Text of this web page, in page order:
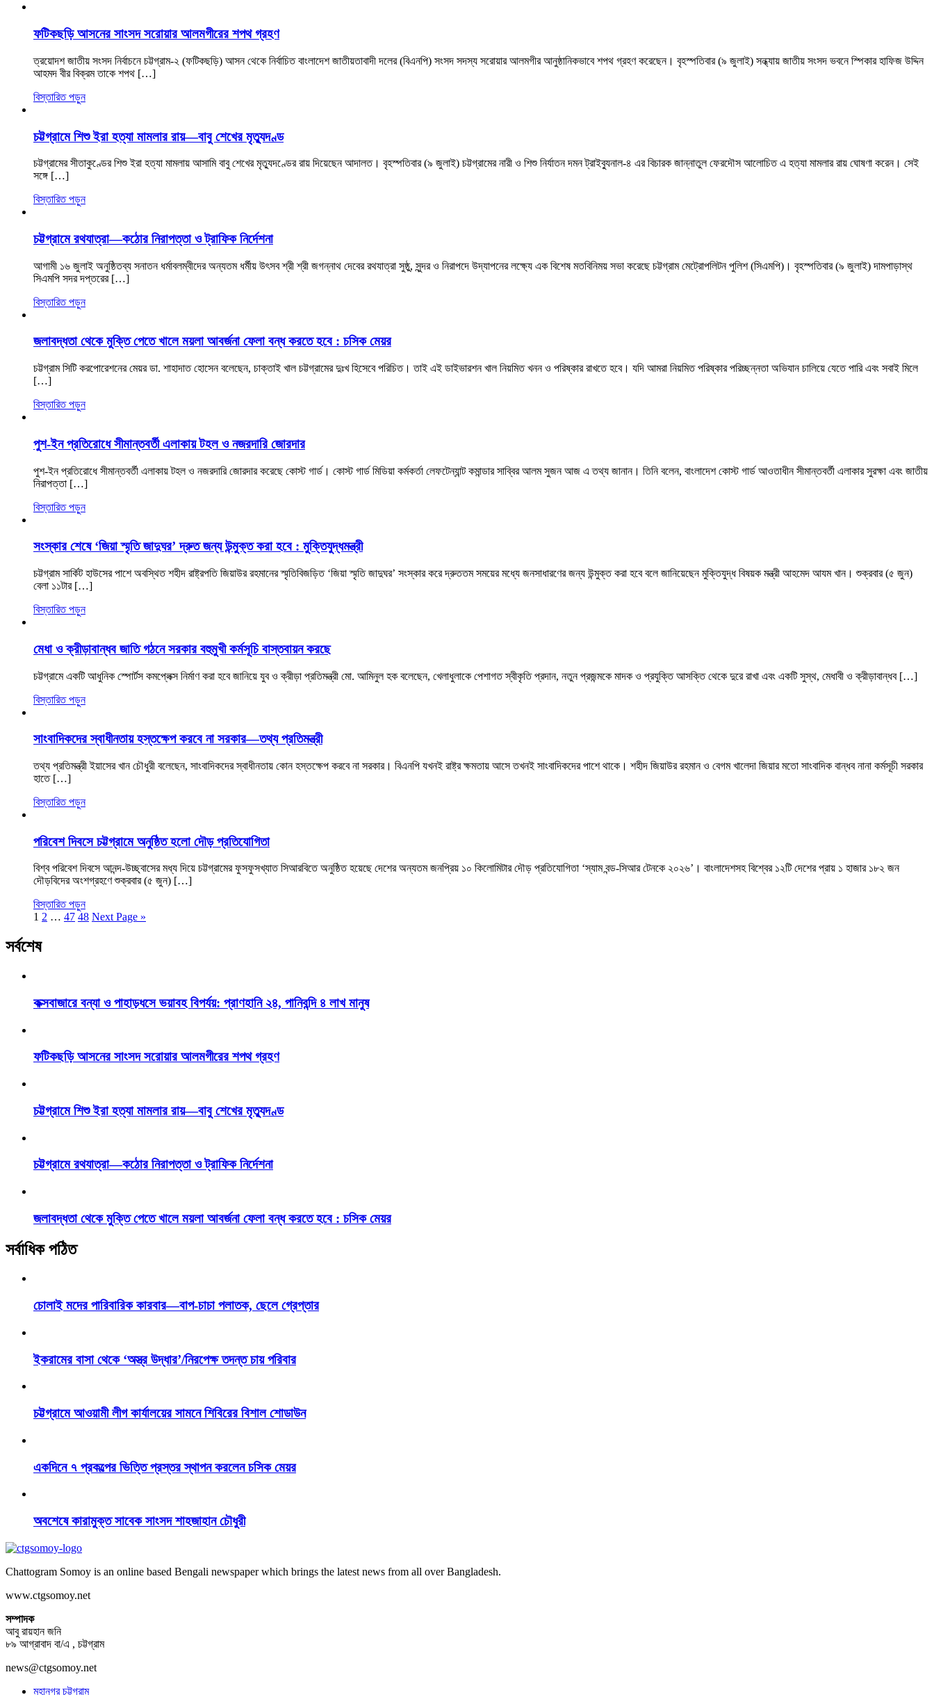
ফটিকছড়ি আসনের সাংসদ সরোয়ার আলমগীরের শপথ গ্রহণ
ত্রয়োদশ জাতীয় সংসদ নির্বাচনে চট্টগ্রাম-২ (ফটিকছড়ি) আসন থেকে নির্বাচিত বাংলাদেশ জাতীয়তাবাদী দলের (বিএনপি) সংসদ সদস্য সরোয়ার আলমগীর আনুষ্ঠানিকভাবে শপথ গ্রহণ করেছেন। বৃহস্পতিবার (৯ জুলাই) সন্ধ্যায় জাতীয় সংসদ ভবনে স্পিকার হাফিজ উদ্দিন
আহমদ বীর বিক্রম তাকে শপথ […]
বিস্তারিত পড়ুন
চট্টগ্রামে শিশু ইরা হত্যা মামলার রায়—বাবু শেখের মৃত্যুদণ্ড
চট্টগ্রামের সীতাকুণ্ডের শিশু ইরা হত্যা মামলায় আসামি বাবু শেখের মৃত্যুদণ্ডের রায় দিয়েছেন আদালত। বৃহস্পতিবার (৯ জুলাই) চট্টগ্রামের নারী ও শিশু নির্যাতন দমন ট্রাইব্যুনাল-৪ এর বিচারক জান্নাতুল ফেরদৌস আলোচিত এ হত্যা মামলার রায় ঘোষণা করেন। সেই
সঙ্গে […]
বিস্তারিত পড়ুন
চট্টগ্রামে রথযাত্রা—কঠোর নিরাপত্তা ও ট্রাফিক নির্দেশনা
আগামী ১৬ জুলাই অনুষ্ঠিতব্য সনাতন ধর্মাবলম্বীদের অন্যতম ধর্মীয় উৎসব শ্রী শ্রী জগন্নাথ দেবের রথযাত্রা সুষ্ঠু, সুন্দর ও নিরাপদে উদ্‌যাপনের লক্ষ্যে এক বিশেষ মতবিনিময় সভা করেছে চট্টগ্রাম মেট্রোপলিটন পুলিশ (সিএমপি)। বৃহস্পতিবার (৯ জুলাই) দামপাড়াস্থ
সিএমপি সদর দপ্তরের […]
বিস্তারিত পড়ুন
জলাবদ্ধতা থেকে মুক্তি পেতে খালে ময়লা আবর্জনা ফেলা বন্ধ করতে হবে : চসিক মেয়র
চট্টগ্রাম সিটি করপোরেশনের মেয়র ডা. শাহাদাত হোসেন বলেছেন, চাক্তাই খাল চট্টগ্রামের দুঃখ হিসেবে পরিচিত। তাই এই ডাইভারশন খাল নিয়মিত খনন ও পরিষ্কার রাখতে হবে। যদি আমরা নিয়মিত পরিষ্কার পরিচ্ছন্নতা অভিযান চালিয়ে যেতে পারি এবং সবাই মিলে
[…]
বিস্তারিত পড়ুন
পুশ-ইন প্রতিরোধে সীমান্তবর্তী এলাকায় টহল ও নজরদারি জোরদার
পুশ-ইন প্রতিরোধে সীমান্তবর্তী এলাকায় টহল ও নজরদারি জোরদার করেছে কোস্ট গার্ড। কোস্ট গার্ড মিডিয়া কর্মকর্তা লেফটেন্যান্ট কমান্ডার সাব্বির আলম সুজন আজ এ তথ্য জানান। তিনি বলেন, বাংলাদেশ কোস্ট গার্ড আওতাধীন সীমান্তবর্তী এলাকার সুরক্ষা এবং জাতীয়
নিরাপত্তা […]
বিস্তারিত পড়ুন
সংস্কার শেষে ‘জিয়া স্মৃতি জাদুঘর’ দ্রুত জন্য উন্মুক্ত করা হবে : মুক্তিযুদ্ধমন্ত্রী
চট্টগ্রাম সার্কিট হাউসের পাশে অবস্থিত শহীদ রাষ্ট্রপতি জিয়াউর রহমানের স্মৃতিবিজড়িত ‘জিয়া স্মৃতি জাদুঘর’ সংস্কার করে দ্রুততম সময়ের মধ্যে জনসাধারণের জন্য উন্মুক্ত করা হবে বলে জানিয়েছেন মুক্তিযুদ্ধ বিষয়ক মন্ত্রী আহমেদ আযম খান। শুক্রবার (৫ জুন)
বেলা ১১টার […]
বিস্তারিত পড়ুন
মেধা ও ক্রীড়াবান্ধব জাতি গঠনে সরকার বহুমুখী কর্মসূচি বাস্তবায়ন করছে
চট্টগ্রামে একটি আধুনিক স্পোর্টস কমপ্লেক্স নির্মাণ করা হবে জানিয়ে যুব ও ক্রীড়া প্রতিমন্ত্রী মো. আমিনুল হক বলেছেন, খেলাধুলাকে পেশাগত স্বীকৃতি প্রদান, নতুন প্রজন্মকে মাদক ও প্রযুক্তি আসক্তি থেকে দুরে রাখা এবং একটি সুস্থ, মেধাবী ও ক্রীড়াবান্ধব […]
বিস্তারিত পড়ুন
সাংবাদিকদের স্বাধীনতায় হস্তক্ষেপ করবে না সরকার—তথ্য প্রতিমন্ত্রী
তথ্য প্রতিমন্ত্রী ইয়াসের খান চৌধুরী বলেছেন, সাংবাদিকদের স্বাধীনতায় কোন হস্তক্ষেপ করবে না সরকার। বিএনপি যখনই রাষ্ট্র ক্ষমতায় আসে তখনই সাংবাদিকদের পাশে থাকে। শহীদ জিয়াউর রহমান ও বেগম খালেদা জিয়ার মতো সাংবাদিক বান্ধব নানা কর্মসূচী সরকার
হাতে […]
বিস্তারিত পড়ুন
পরিবেশ দিবসে চট্টগ্রামে অনুষ্ঠিত হলো দৌড় প্রতিযোগিতা
বিশ্ব পরিবেশ দিবসে আনন্দ-উচ্ছ্বাসের মধ্য দিয়ে চট্টগ্রামের ফুসফুসখ্যাত সিআরবিতে অনুষ্ঠিত হয়েছে দেশের অন্যতম জনপ্রিয় ১০ কিলোমিটার দৌড় প্রতিযোগিতা ‘স্যাম বন্ড-সিআর টেনকে ২০২৬’। বাংলাদেশসহ বিশ্বের ১২টি দেশের প্রায় ১ হাজার ১৮২ জন
দৌড়বিদের অংশগ্রহণে শুক্রবার (৫ জুন) […]
বিস্তারিত পড়ুন
1 2 … 47 48 Next Page »
সর্বশেষ
কক্সবাজারে বন্যা ও পাহাড়ধসে ভয়াবহ বিপর্যয়: প্রাণহানি ২৪, পানিবন্দি ৪ লাখ মানুষ
ফটিকছড়ি আসনের সাংসদ সরোয়ার আলমগীরের শপথ গ্রহণ
চট্টগ্রামে শিশু ইরা হত্যা মামলার রায়—বাবু শেখের মৃত্যুদণ্ড
চট্টগ্রামে রথযাত্রা—কঠোর নিরাপত্তা ও ট্রাফিক নির্দেশনা
জলাবদ্ধতা থেকে মুক্তি পেতে খালে ময়লা আবর্জনা ফেলা বন্ধ করতে হবে : চসিক মেয়র
সর্বাধিক পঠিত
চোলাই মদের পারিবারিক কারবার—বাপ-চাচা পলাতক, ছেলে গ্রেপ্তার
ইকরামের বাসা থেকে ‘অস্ত্র উদ্ধার’/নিরপেক্ষ তদন্ত চায় পরিবার
চট্টগ্রামে আওয়ামী লীগ কার্যালয়ের সামনে শিবিরের বিশাল শোডাউন
একদিনে ৭ প্রকল্পের ভিত্তি প্রস্তর স্থাপন করলেন চসিক মেয়র
অবশেষে কারামুক্ত সাবেক সাংসদ শাহজাহান চৌধুরী
Chattogram Somoy is an online based Bengali newspaper which brings the latest news from all over Bangladesh.
www.ctgsomoy.net
সম্পাদক
আবু রায়হান জনি
৮৯ আগ্রাবাদ বা/এ , চট্টগ্রাম
news@ctgsomoy.net
মহানগর চট্টগ্রাম